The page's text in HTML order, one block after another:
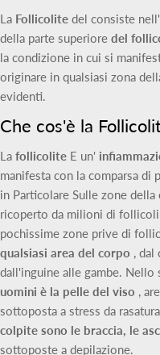
La Follicolite del consiste nell'
della parte superiore del
la condizione in cui si
originare in qualsiasi zona
evidenti.
Che cos'è la
La follicolite E un'
manifesta con la comparsa
in Particolare Sulle zone
ricoperto da milioni di
pochissime zone prive di
qualsiasi area del corpo , dal
dall'inguine alle gambe. Nello
uomini è la pelle del viso ,
sottoposta a stress da
colpite sono le braccia, le
sottoposte a depilazione.